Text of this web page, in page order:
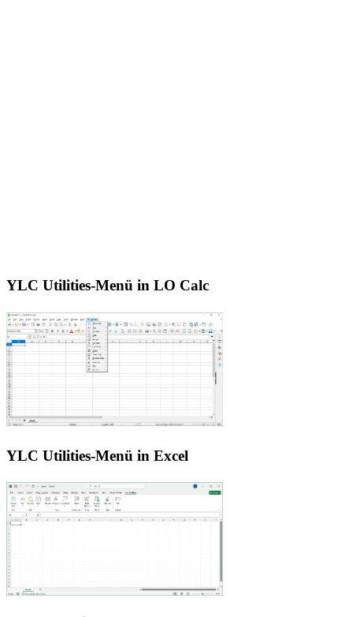
YLC Utilities-Menü in LO Calc
YLC Utilities-Menü in Excel